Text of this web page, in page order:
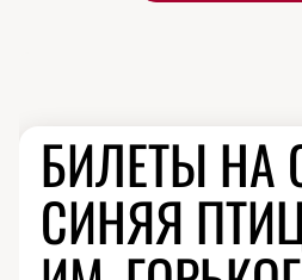
БИЛЕТЫ НА
СИНЯЯ